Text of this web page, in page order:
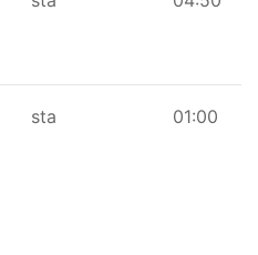
sta 01:00